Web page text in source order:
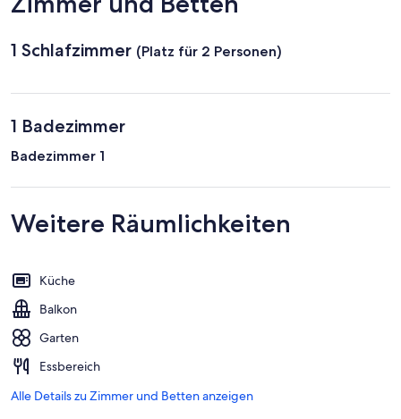
1 Schlafzimmer (Platz für 2 Personen)
1 Badezimmer
Badezimmer 1
Weitere Räumlichkeiten
Küche
Balkon
Garten
Essbereich
Alle Details zu Zimmer und Betten anzeigen